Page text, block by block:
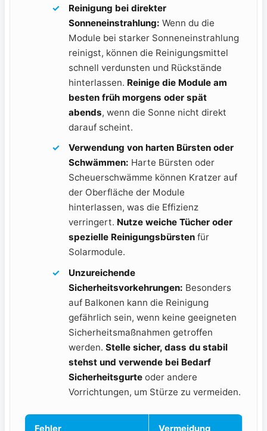
Reinigung bei direkter
Sonneneinstrahlung: Wenn​ du die
Module bei‍ starker Sonneneinstrahlung
reinigst, können die Reinigungsmittel
schnell verdunsten⁤ und Rückstände
hinterlassen. Reinige die Module ⁢am
besten früh morgens oder spät
abends, wenn die Sonne nicht direkt⁤
darauf scheint.
Verwendung von harten Bürsten oder
Schwämmen: Harte Bürsten oder
Scheuerschwämme​ können Kratzer‌ auf
der Oberfläche der Module
hinterlassen,⁣ was die Effizienz
verringert. Nutze weiche Tücher oder
spezielle Reinigungsbürsten⁣für
Solarmodule.
Unzureichende
Sicherheitsvorkehrungen: Besonders
auf Balkonen kann ​die⁤ Reinigung
gefährlich sein, wenn keine geeigneten⁢
Sicherheitsmaßnahmen ‍getroffen
werden. Stelle‍ sicher, dass ⁣du stabil
stehst und‌ verwende bei Bedarf
‍Sicherheitsgurteoder andere
⁣Vorrichtungen, um⁤ Stürze zu vermeiden.
Fehler Vermeidung